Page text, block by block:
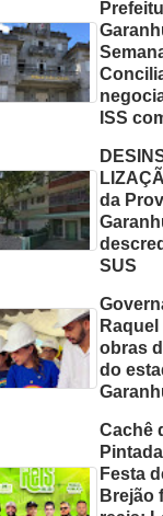
ISS
da
SUS
obras
do
Cachê
Festa
Brejão